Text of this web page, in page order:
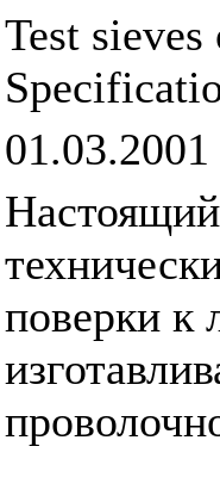
Test
01.03.2001
Настоящий
поверки к